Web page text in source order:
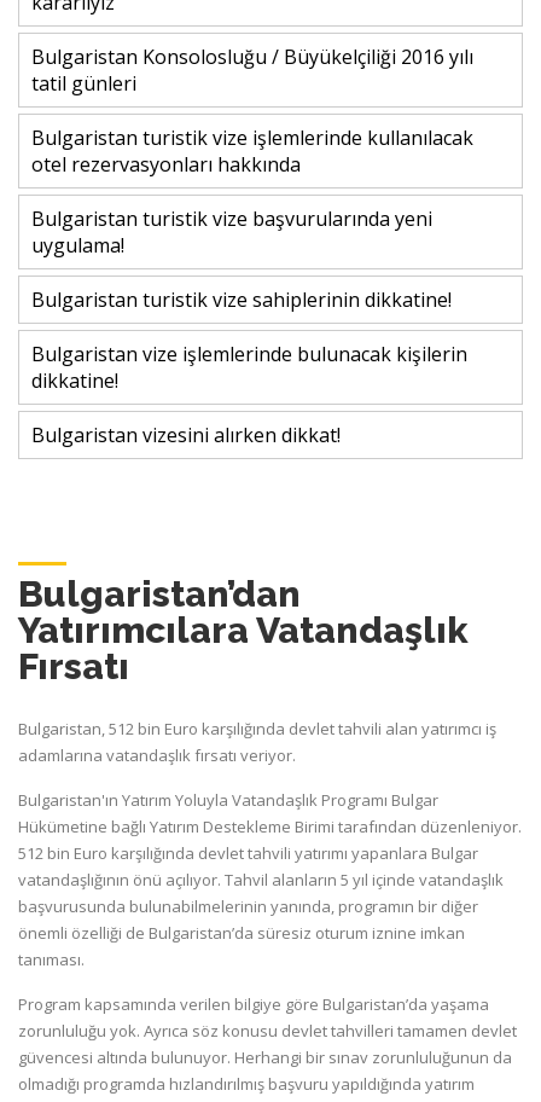
Bulgaristan Konsolosluğu / Büyükelçiliği 2016 yılı
tatil günleri
Bulgaristan turistik vize işlemlerinde kullanılacak
otel rezervasyonları hakkında
Bulgaristan turistik vize başvurularında yeni
uygulama!
Bulgaristan turistik vize sahiplerinin dikkatine!
Bulgaristan vize işlemlerinde bulunacak kişilerin
dikkatine!
Bulgaristan vizesini alırken dikkat!
Bulgaristan’dan
Yatırımcılara Vatandaşlık
Fırsatı
Bulgaristan, 512 bin Euro karşılığında devlet tahvili alan yatırımcı iş
adamlarına vatandaşlık fırsatı veriyor.
Bulgaristan'ın Yatırım Yoluyla Vatandaşlık Programı Bulgar
Hükümetine bağlı Yatırım Destekleme Birimi tarafından düzenleniyor.
512 bin Euro karşılığında devlet tahvili yatırımı yapanlara Bulgar
vatandaşlığının önü açılıyor. Tahvil alanların 5 yıl içinde vatandaşlık
başvurusunda bulunabilmelerinin yanında, programın bir diğer
önemli özelliği de Bulgaristan’da süresiz oturum iznine imkan
tanıması.
Program kapsamında verilen bilgiye göre Bulgaristan’da yaşama
zorunluluğu yok. Ayrıca söz konusu devlet tahvilleri tamamen devlet
güvencesi altında bulunuyor. Herhangi bir sınav zorunluluğunun da
olmadığı programda hızlandırılmış başvuru yapıldığında yatırım